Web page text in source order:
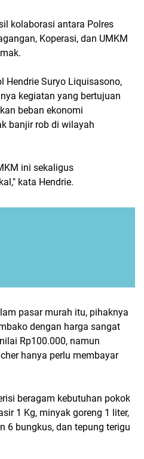
kolaborasi antara Polres
Koperasi, dan UMKM
Hendrie Suryo Liquisasono,
kegiatan yang bertujuan
beban ekonomi
banjir rob di wilayah
ini sekaligus
kata Hendrie.
pasar murah itu, pihaknya
dengan harga sangat
Rp100.000, namun
hanya perlu membayar
beragam kebutuhan pokok
1 Kg, minyak goreng 1 liter,
6 bungkus, dan tepung terigu